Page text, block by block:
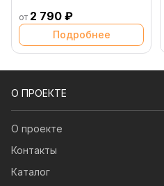
от 2 790 ₽
Подробнее
О ПРОЕКТЕ
О проекте
Контакты
Каталог